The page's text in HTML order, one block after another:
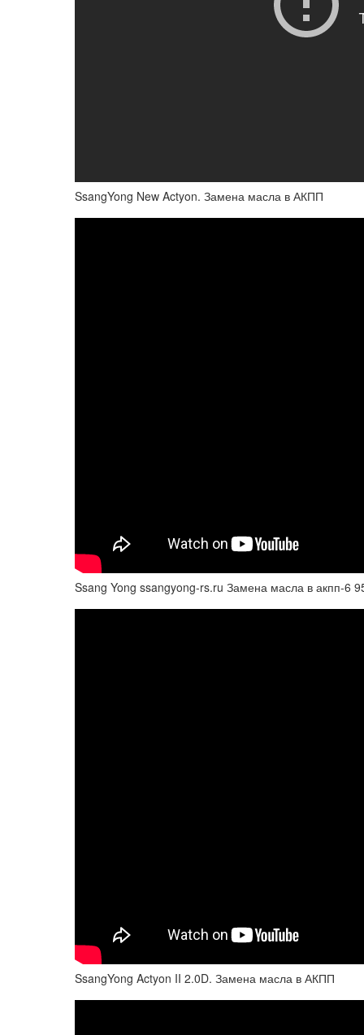
SsangYong New Actyon. Замена масла в АКПП
Ssang Yong ssangyong-rs.ru Замена масла в акпп-6
SsangYong Actyon II 2.0D. Замена масла в АКПП